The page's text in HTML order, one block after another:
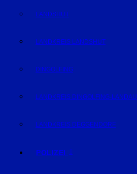
LANDSHUT
LANDKREIS LANDSHUT
DINGOLFING
LANDKREIS DINGOLFING-LANDAU
LANDKREIS DEGGENDORF
POLIZEI